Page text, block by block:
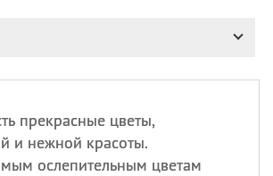
прекрасные цветы,
и нежной красоты.
ослепительным цветам
Николая Чудотворца
11.08 День полета на
11.08 День Святой Клары —
покровительницы
телевидения